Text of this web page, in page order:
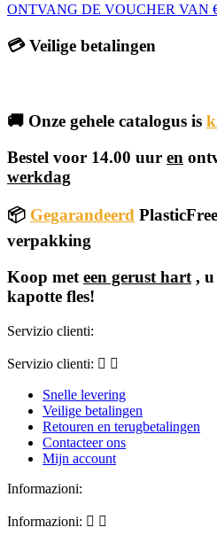
ONTVANG DE VOUCHER VAN
💳 Veilige betalingen
🚚 Onze gehele catalogus is
Bestel voor 14.00 uur en
werkdag
📦 Gegarandeerd
verpakking
Koop met een gerust hart ,
kapotte fles!
Servizio clienti:
Servizio clienti:  
Snelle levering
Veilige betalingen
Retouren en terugbetalingen
Contacteer ons
Mijn account
Informazioni:
Informazioni:  